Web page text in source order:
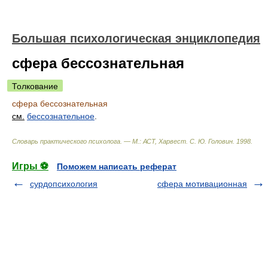
Большая психологическая энциклопедия
сфера бессознательная
Толкование
сфера бессознательная
см. бессознательное
Словарь практического психолога. — М.: АСТ, Харвест С. Ю. Головин 1998
Игры ⚽
Поможем написать реферат
сурдопсихология
сфера мотивационная